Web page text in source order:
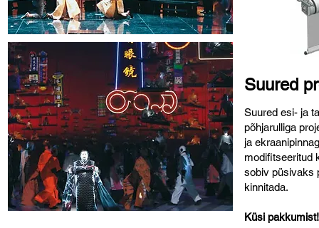
Suured
Suured esi- ja
põhjarulliga
ja
modifitseeritud
sobiv püsivaks
kinnitada.
Küsi pakkumist!